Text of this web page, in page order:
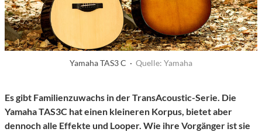
Yamaha TAS3 C · Quelle: Yamaha
Es gibt Familienzuwachs in der TransAcoustic-Serie. Die
Yamaha TAS3C hat einen kleineren Korpus, bietet aber
dennoch alle Effekte und Looper. Wie ihre Vorgänger ist sie